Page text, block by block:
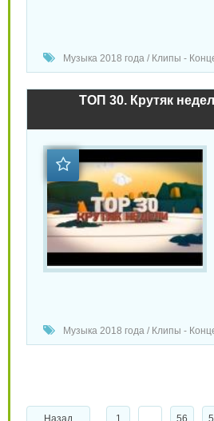
Музыка 2018 года / Клипы -
ТОП 30. Крутяк
Музыка 2018 года / Клипы -
Назад 1 56